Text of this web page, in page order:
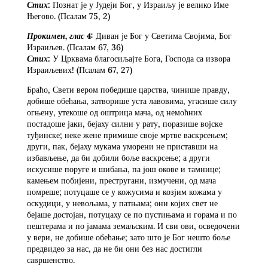
Стих: Познат је у Јудеји Бог, у Израиљу је велико Име
Његово. (Псалам 75, 2)
Прокимен, глас 4: Диван је Бог у Светима Својима, Бог
Израиљев. (Псалам 67, 36)
Стих: У Црквама благосиљајте Бога, Господа са извора
Израиљевих! (Псалам 67, 27)
Браћо, Свети вером победише царства, чинише правду,
добише обећања, затворише уста лавовима, угасише силу
огњену, утекоше од оштрица мача, од немоћних
постадоше јаки, бејаху силни у рату, поразише војске
туђинске; неке жене примише своје мртве васкрсењем;
други, пак, бејаху мукама уморени не приставши на
избављење, да би добили боље васкрсење; а други
искусише поруге и шибања, па још окове и тамнице;
камењем побијени, престругани, измучени, од мача
помреше; потуцаше се у кожусима и козјим кожама у
оскудици, у невољама, у патњама; они којих свет не
бејаше достојан, потуцаху се по пустињама и горама и по
пештерама и по јамама земаљским. И сви ови, осведочени
у вери, не добише обећање; зато што је Бог нешто боље
предвидео за нас, да не би они без нас достигли
савршенство.